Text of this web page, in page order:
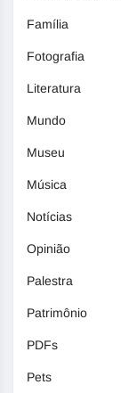
Família
Fotografia
Literatura
Mundo
Museu
Música
Notícias
Opinião
Palestra
Patrimônio
PDFs
Pets